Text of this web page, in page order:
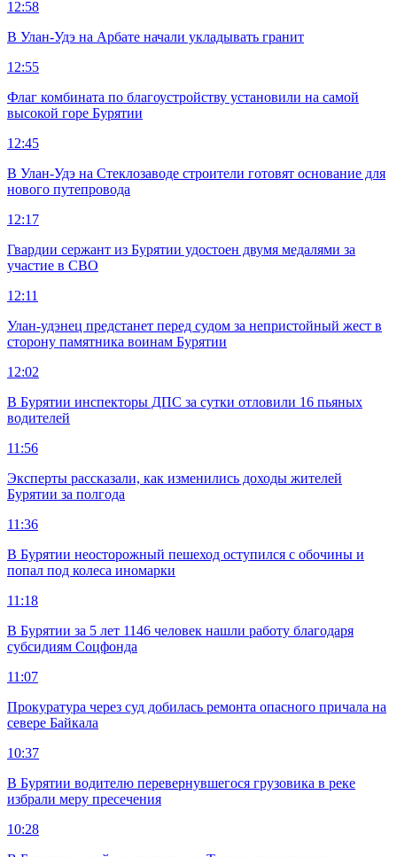
12:58
В Улан-Удэ на Арбате начали укладывать гранит
12:55
Флаг комбината по благоустройству установили на самой
высокой горе Бурятии
12:45
В Улан-Удэ на Стеклозаводе строители готовят основание для
нового путепровода
12:17
Гвардии сержант из Бурятии удостоен двумя медалями за
участие в СВО
12:11
Улан-удэнец предстанет перед судом за непристойный жест в
сторону памятника воинам Бурятии
12:02
В Бурятии инспекторы ДПС за сутки отловили 16 пьяных
водителей
11:56
Эксперты рассказали, как изменились доходы жителей
Бурятии за полгода
11:36
В Бурятии неосторожный пешеход оступился с обочины и
попал под колеса иномарки
11:18
В Бурятии за 5 лет 1146 человек нашли работу благодаря
субсидиям Соцфонда
11:07
Прокуратура через суд добилась ремонта опасного причала на
севере Байкала
10:37
В Бурятии водителю перевернувшегося грузовика в реке
избрали меру пресечения
10:28